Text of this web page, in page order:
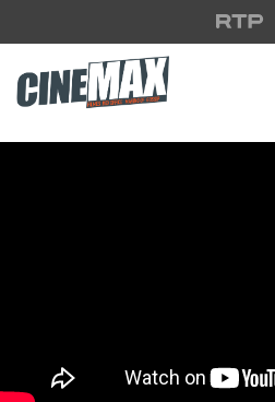
Saltar para o conteúdo principal
Filme em Cartaz